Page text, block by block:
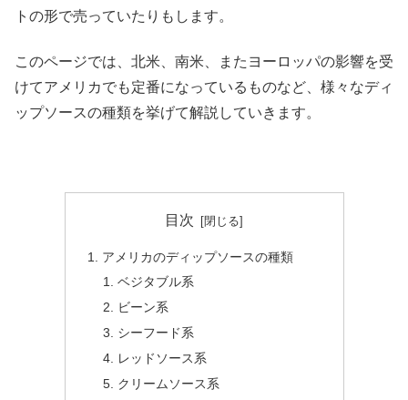
トの形で売っていたりもします。
このページでは、北米、南米、またヨーロッパの影響を受
けてアメリカでも定番になっているものなど、様々なディ
ップソースの種類を挙げて解説していきます。
目次
アメリカのディップソースの種類
ベジタブル系
ビーン系
シーフード系
レッドソース系
クリームソース系